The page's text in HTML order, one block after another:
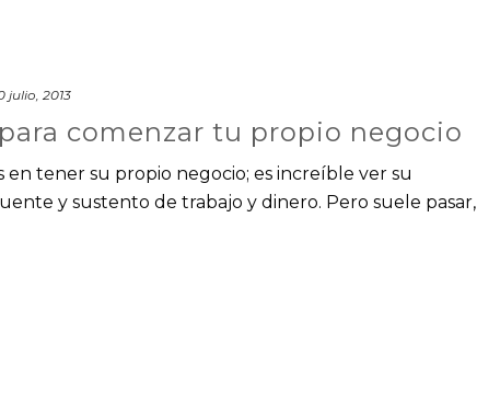
julio, 2013
comenzar tu propio negocio
en tener su propio negocio; es increíble ver su
y sustento de trabajo y dinero. Pero suele pasar,